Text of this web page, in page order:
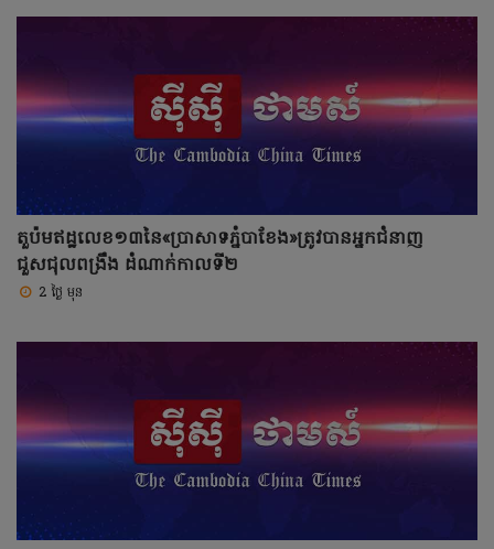
តួប៉មឥដ្ឋលេខ១៣នៃ«ប្រាសាទភ្នំបាខែង»ត្រូវបានអ្នកជំនាញ
ជួសជុលពង្រឹង ដំណាក់កាលទី២
2 ថ្ងៃ មុន